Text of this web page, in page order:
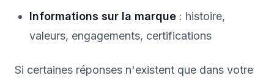
Informations sur la marque : histoire,
valeurs, engagements, certifications
Si certaines réponses n'existent que dans votre